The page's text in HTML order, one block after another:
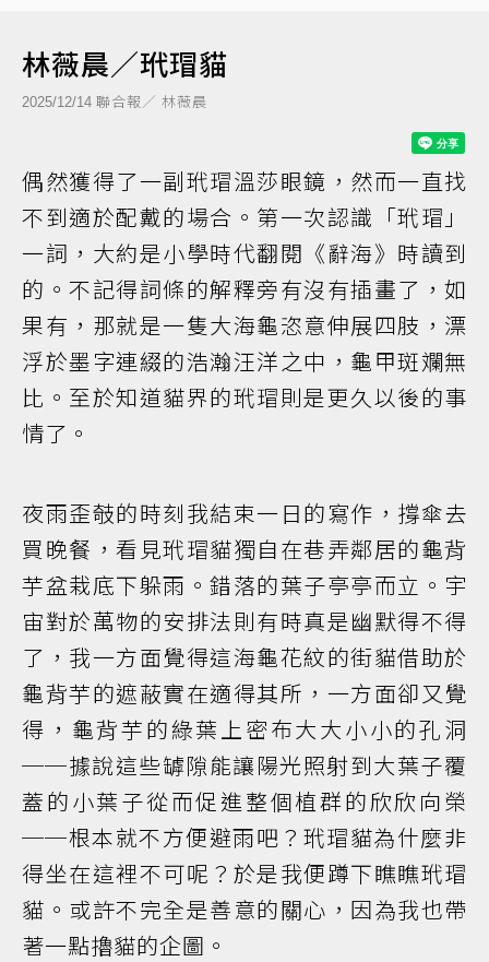
林薇晨／玳瑁貓
2025/12/14 聯合報／ 林薇晨
偶然獲得了一副玳瑁溫莎眼鏡，然而一直找
不到適於配戴的場合。第一次認識「玳瑁」
一詞，大約是小學時代翻閱《辭海》時讀到
的。不記得詞條的解釋旁有沒有插畫了，如
果有，那就是一隻大海龜恣意伸展四肢，漂
浮於墨字連綴的浩瀚汪洋之中，龜甲斑斕無
比。至於知道貓界的玳瑁則是更久以後的事
情了。
夜雨歪攲的時刻我結束一日的寫作，撐傘去
買晚餐，看見玳瑁貓獨自在巷弄鄰居的龜背
芋盆栽底下躲雨。錯落的葉子亭亭而立。宇
宙對於萬物的安排法則有時真是幽默得不得
了，我一方面覺得這海龜花紋的街貓借助於
龜背芋的遮蔽實在適得其所，一方面卻又覺
得，龜背芋的綠葉上密布大大小小的孔洞
──據說這些罅隙能讓陽光照射到大葉子覆
蓋的小葉子從而促進整個植群的欣欣向榮
──根本就不方便避雨吧？玳瑁貓為什麼非
得坐在這裡不可呢？於是我便蹲下瞧瞧玳瑁
貓。或許不完全是善意的關心，因為我也帶
著一點擼貓的企圖。